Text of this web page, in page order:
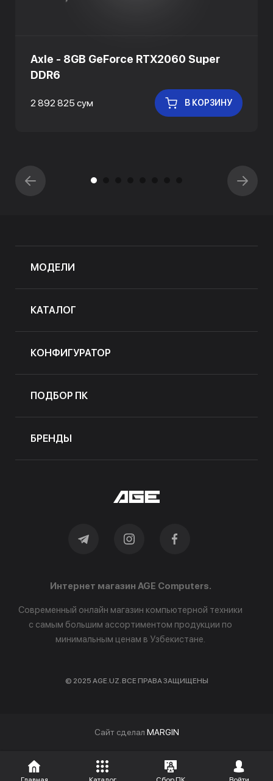
Axle - 8GB GeForce RTX2060 Super
DDR6
2 892 825 сум В КОРЗИНУ
МОДЕЛИ
КАТАЛОГ
КОНФИГУРАТОР
ПОДБОР ПК
БРЕНДЫ
Интернет магазин AGE Computers.
Современный онлайн магазин компьютерной техники
с самым большим ассортиментом продукции по
минимальным ценам в Узбекистане.
© 2025 AGE.UZ. ВСЕ ПРАВА ЗАЩИЩЕНЫ
Cайт сделал MARGIN